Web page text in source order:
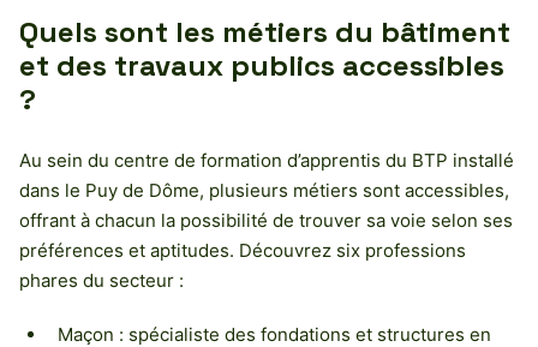
Quels sont les métiers du bâtiment
et des travaux publics accessibles
?
Au sein du centre de formation d’apprentis du BTP installé
dans le Puy de Dôme, plusieurs métiers sont accessibles,
offrant à chacun la possibilité de trouver sa voie selon ses
préférences et aptitudes. Découvrez six professions
phares du secteur :
Maçon : spécialiste des fondations et structures en